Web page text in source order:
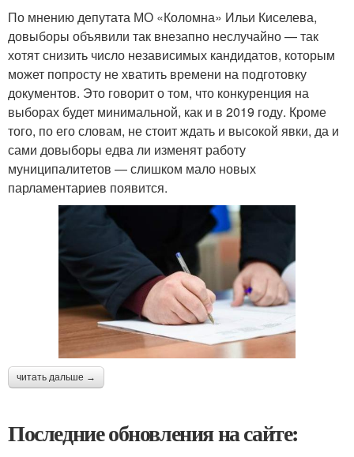
По мнению депутата МО «Коломна» Ильи Киселева,
довыборы объявили так внезапно неслучайно — так
хотят снизить число независимых кандидатов, которым
может попросту не хватить времени на подготовку
документов. Это говорит о том, что конкуренция на
выборах будет минимальной, как и в 2019 году. Кроме
того, по его словам, не стоит ждать и высокой явки, да и
сами довыборы едва ли изменят работу
муниципалитетов — слишком мало новых
парламентариев появится.
читать дальше →
Последние обновления на сайте: